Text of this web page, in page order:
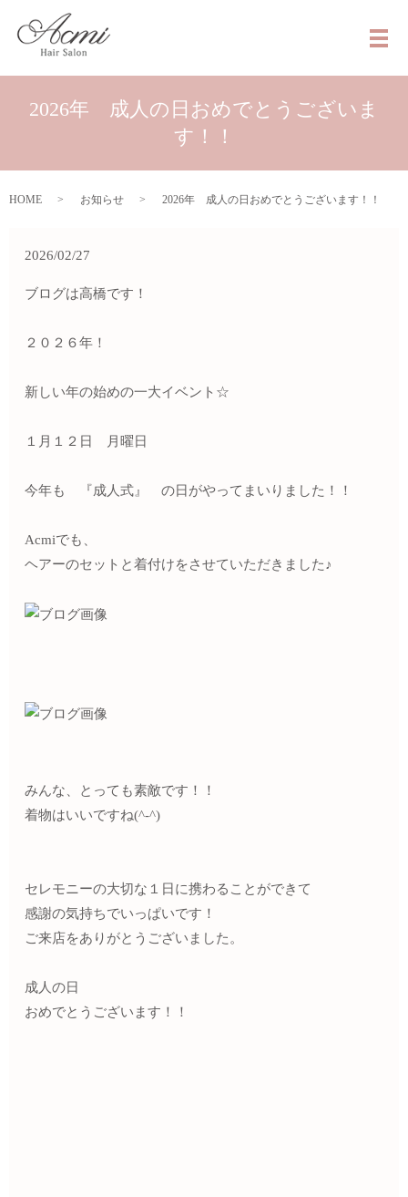
メ
2026年 成人の日おめでとうございま
す！！
HOME お知らせ 2026年 成人の日おめでとうございます！！
2026/02/27
ブログは高橋です！
２０２６年！
新しい年の始めの一大イベント☆
１月１２日 月曜日
今年も 『成人式』 の日がやってまいりました！！
Acmiでも、
ヘアーのセットと着付けをさせていただきました♪
みんな、とっても素敵です！！
着物はいいですね(^-^)
セレモニーの大切な１日に携わることができて
感謝の気持ちでいっぱいです！
ご来店をありがとうございました。
成人の日
おめでとうございます！！